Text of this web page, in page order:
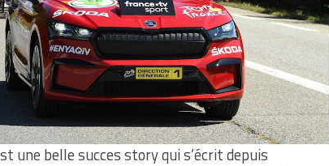
une belle succes story qui s’écrit depuis